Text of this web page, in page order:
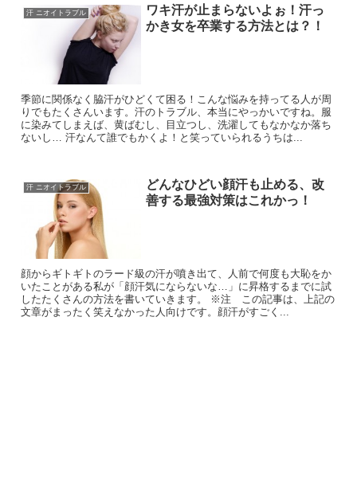
汗 ニオイトラブル
ワキ汗が止まらないよぉ！汗っ
かき女を卒業する方法とは？！
季節に関係なく脇汗がひどくて困る！こんな悩みを持ってる人が周
りでもたくさんいます。汗のトラブル、本当にやっかいですね。服
に染みてしまえば、黄ばむし、目立つし、洗濯してもなかなか落ち
ないし… 汗なんて誰でもかくよ！と笑っていられるうちは...
汗 ニオイトラブル
どんなひどい顔汗も止める、改
善する最強対策はこれかっ！
顔からギトギトのラード級の汗が噴き出て、人前で何度も大恥をか
いたことがある私が「顔汗気にならないな…」に昇格するまでに試
したたくさんの方法を書いていきます。 ※注 この記事は、上記の
文章がまったく笑えなかった人向けです。顔汗がすごく...